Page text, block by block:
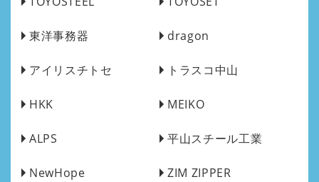
東洋事務器 dragon
アイリスチトセ トラスコ中山
HKK MEIKO
ALPS 平山スチール工業
NewHope ZIM ZIPPER